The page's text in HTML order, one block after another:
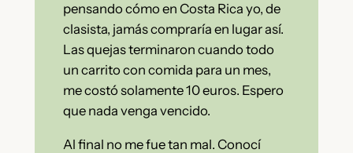
pensando cómo en Costa Rica yo, de
clasista, jamás compraría en lugar así.
Las quejas terminaron cuando todo
un carrito con comida para un mes,
me costó solamente 10 euros. Espero
que nada venga vencido.
Al final no me fue tan mal. Conocí